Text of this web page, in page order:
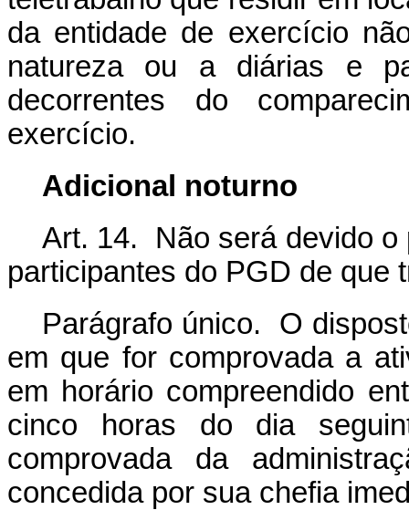
da entidade de exercício
natureza ou a diárias e
decorrentes do
exercício.
Adicional noturno
Art. 14. Não será devido o
participantes do PGD de que
Parágrafo único. O
em que for comprovada a
em horário compreendido
cinco horas do dia
comprovada da
concedida por sua chefia